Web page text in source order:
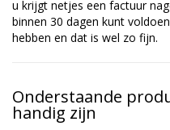
u krijgt netjes een factuur
binnen 30 dagen kunt
hebben en dat is wel zo fijn.
Onderstaande
handig zijn